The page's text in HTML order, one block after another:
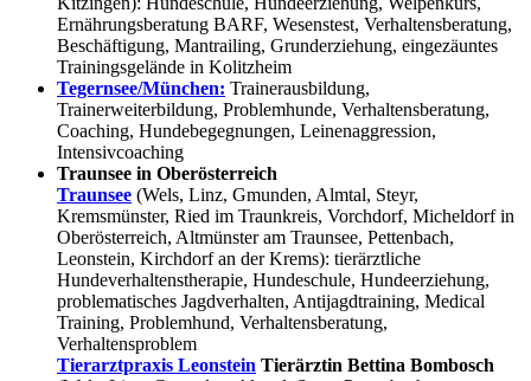
Ernährungsberatung BARF, Wesenstest, Verhaltensberatung,
Beschäftigung, Mantrailing, Grunderziehung, eingezäuntes
Trainingsgelände in Kolitzheim
Tegernsee/München: Trainerausbildung,
Trainerweiterbildung, Problemhunde, Verhaltensberatung,
Coaching, Hundebegegnungen, Leinenaggression,
Intensivcoaching
Traunsee in Oberösterreich
Traunsee (Wels, Linz, Gmunden, Almtal, Steyr,
Kremsmünster, Ried im Traunkreis, Vorchdorf, Micheldorf in
Oberösterreich, Altmünster am Traunsee, Pettenbach,
Leonstein, Kirchdorf an der Krems): tierärztliche
Hundeverhaltenstherapie, Hundeschule, Hundeerziehung,
problematisches Jagdverhalten, Antijagdtraining, Medical
Training, Problemhund, Verhaltensberatung,
Verhaltensproblem
Tierarztpraxis Leonstein Tierärztin Bettina Bombosch